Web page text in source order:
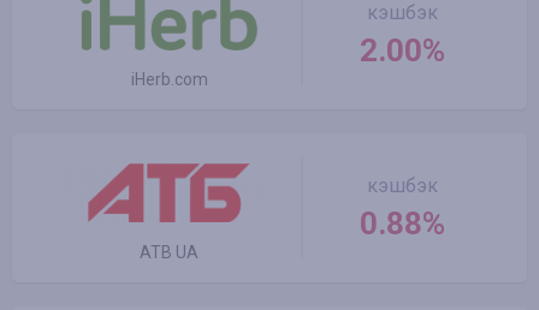
iHerb.com
кэшбэк
2.00%
ATB UA
кэшбэк
0.88%